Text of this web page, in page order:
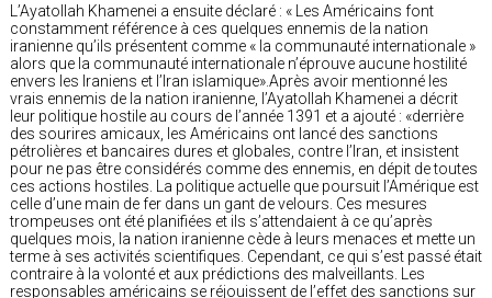
L’Ayatollah Khamenei a ensuite déclaré : « Les Américains font
constamment référence à ces quelques ennemis de la nation
iranienne qu’ils présentent comme « la communauté internationale »
alors que la communauté internationale n’éprouve aucune hostilité
envers les Iraniens et l’Iran islamique».Après avoir mentionné les
vrais ennemis de la nation iranienne, l’Ayatollah Khamenei a décrit
leur politique hostile au cours de l’année 1391 et a ajouté : «derrière
des sourires amicaux, les Américains ont lancé des sanctions
pétrolières et bancaires dures et globales, contre l’Iran, et insistent
pour ne pas être considérés comme des ennemis, en dépit de toutes
ces actions hostiles. La politique actuelle que poursuit l’Amérique est
celle d’une main de fer dans un gant de velours. Ces mesures
trompeuses ont été planifiées et ils s’attendaient à ce qu’après
quelques mois, la nation iranienne cède à leurs menaces et mette un
terme à ses activités scientifiques. Cependant, ce qui s’est passé était
contraire à la volonté et aux prédictions des malveillants. Les
responsables américains se réjouissent de l’effet des sanctions sur